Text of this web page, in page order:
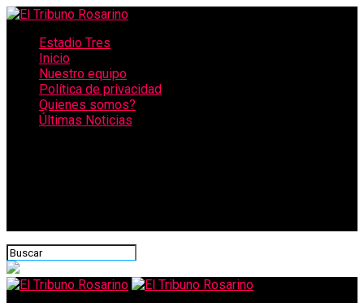
Estadio Tres
Inicio
Nuestro equipo
Política de privacidad
Quienes somos?
Últimas Noticias